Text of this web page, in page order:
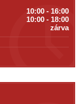
10:00 - 16:00
10:00 - 18:00
zárva